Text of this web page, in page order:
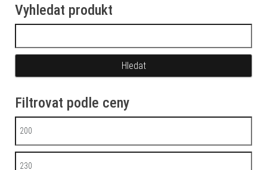
Vyhledat produkt
Filtrovat podle ceny
Minimální cena
Maximální cena